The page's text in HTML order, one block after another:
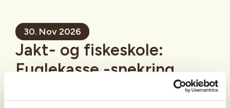
30. Nov 2026
Jakt- og fiskeskole:
Fuglekasse -snekring